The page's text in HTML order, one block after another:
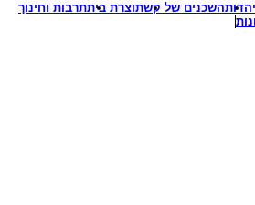
השכנים של קשתוצרת ביתתרבות וחינוך